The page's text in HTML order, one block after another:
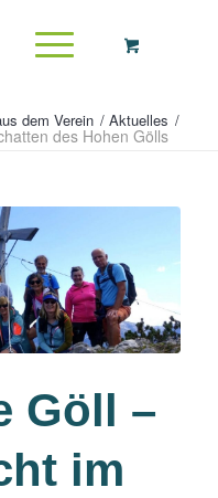
dem Verein / Aktuelles /
des Hohen Gölls
Göll –
im